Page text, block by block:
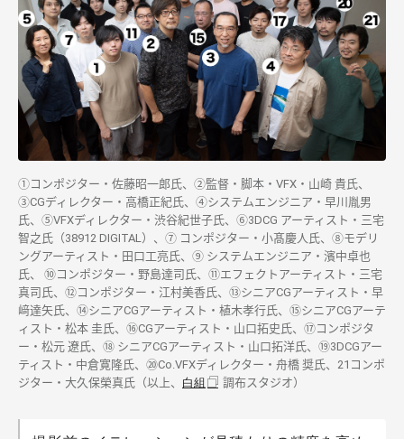
①コンポジター・佐藤昭一郎氏、②監督・脚本・VFX・山崎 貴氏、
③CGディレクター・高橋正紀氏、④システムエンジニア・早川胤男
氏、⑤VFXディレクター・渋谷紀世子氏、⑥3DCG アーティスト・三宅
智之氏（38912 DIGITAL）、⑦ コンポジター・小髙慶人氏、⑧モデリ
ングアーティスト・田口工亮氏、⑨ システムエンジニア・濱中卓也
氏、 ⑩コンポジター・野島達司氏、⑪エフェクトアーティスト・三宅
真司氏、⑫コンポジター・江村美香氏、⑬シニアCGアーティスト・早
﨑達矢氏、⑭シニアCGアーティスト・植木孝行氏、⑮シニアCGアーテ
ィスト・松本 圭氏、⑯CGアーティスト・山口拓史氏、⑰コンポジタ
ー・松元 遼氏、⑱ シニアCGアーティスト・山口拓洋氏、⑲3DCGアー
ティスト・中倉寛隆氏、⑳Co.VFXディレクター・舟橋 奨氏、21コンポ
ジター・大久保榮真氏（以上、 白組 調布スタジオ）